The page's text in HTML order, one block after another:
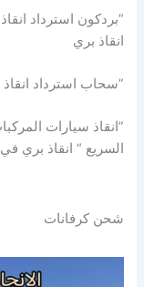
انقاذ بري
”سحاب استرداد انقاذ الشارقة 24/7 –للسيارات
السريع “ انقاذ بري
شحن كرفانات